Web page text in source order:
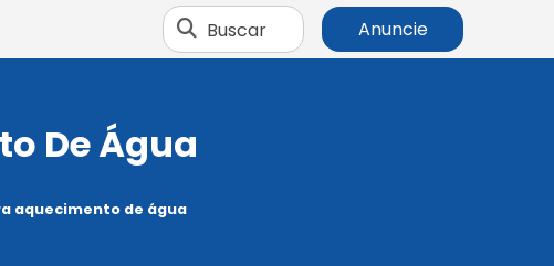
Buscar Anuncie
De Água
aquecimento de água